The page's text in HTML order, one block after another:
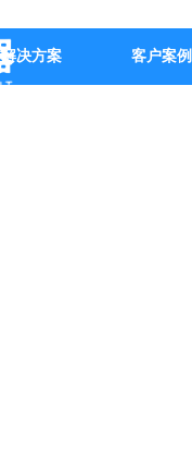
解决方案 客户案例